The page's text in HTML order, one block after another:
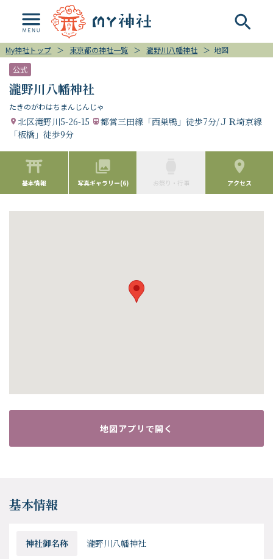
My神社トップ ＞ 東京都の神社一覧 ＞ 瀧野川八幡神社 ＞ 地図
公式
瀧野川八幡神社
たきのがわはちまんじんじゃ
北区滝野川5-26-15
都営三田線「西巣鴨」徒歩7分/ＪＲ埼京線
「板橋」徒歩9分
基本情報 写真ギャラリー(6) お祭り・行事 アクセス
地図アプリで開く
基本情報
神社御名称 瀧野川八幡神社